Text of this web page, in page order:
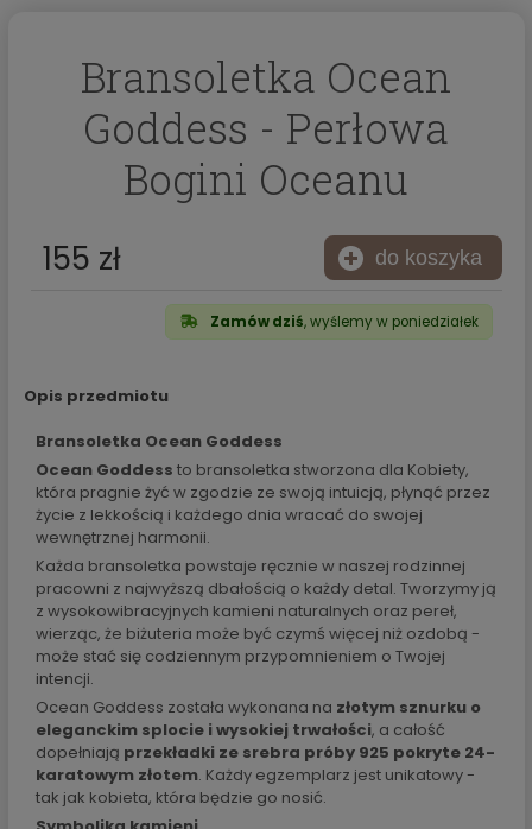
Bransoletka Ocean
Goddess - Perłowa
Bogini Oceanu
155 zł
Zamów dziś, wyślemy w poniedziałek
Opis przedmiotu
Bransoletka Ocean Goddess
Ocean Goddess to bransoletka stworzona dla Kobiety,
która pragnie żyć w zgodzie ze swoją intuicją, płynąć przez
życie z lekkością i każdego dnia wracać do swojej
wewnętrznej harmonii.
Każda bransoletka powstaje ręcznie w naszej rodzinnej
pracowni z najwyższą dbałością o każdy detal. Tworzymy ją
z wysokowibracyjnych kamieni naturalnych oraz pereł,
wierząc, że biżuteria może być czymś więcej niż ozdobą -
może stać się codziennym przypomnieniem o Twojej
intencji.
Ocean Goddess została wykonana na złotym sznurku o
eleganckim splocie i wysokiej trwałości, a całość
dopełniają przekładki ze srebra próby 925 pokryte 24-
karatowym złotem. Każdy egzemplarz jest unikatowy -
tak jak kobieta, która będzie go nosić.